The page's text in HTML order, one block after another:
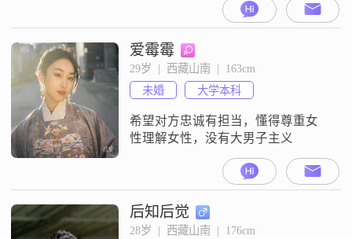
爱霉霉
29岁  |  西藏山南  |  163cm
未婚
大学本科
希望对方忠诚有担当，懂得尊重女
性理解女性，没有大男子主义
后知后觉
28岁  |  西藏山南  |  176cm